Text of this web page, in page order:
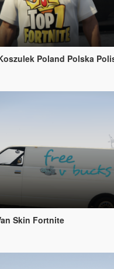
Poland Polska
Skin Fortnite